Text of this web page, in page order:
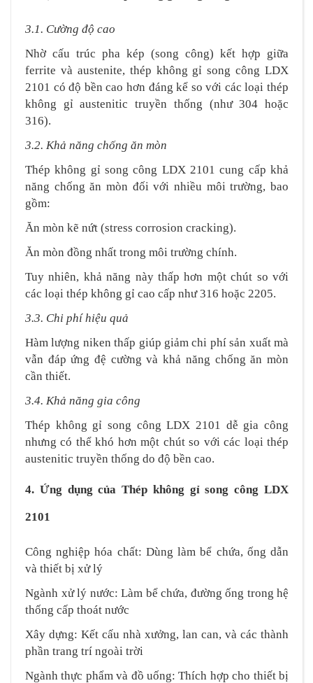
3.1. Cường độ cao
Nhờ cấu trúc pha kép (song công) kết hợp giữa
ferrite và austenite, thép không gỉ song công LDX
2101 có độ bền cao hơn đáng kể so với các loại thép
không gỉ austenitic truyền thống (như 304 hoặc
316).
3.2. Khả năng chống ăn mòn
Thép không gỉ song công LDX 2101 cung cấp khả
năng chống ăn mòn đối với nhiều môi trường, bao
gồm:
Ăn mòn kẽ nứt (stress corrosion cracking).
Ăn mòn đồng nhất trong môi trường chính.
Tuy nhiên, khả năng này thấp hơn một chút so với
các loại thép không gỉ cao cấp như 316 hoặc 2205.
3.3. Chi phí hiệu quả
Hàm lượng niken thấp giúp giảm chi phí sản xuất mà
vẫn đáp ứng đệ cường và khả năng chống ăn mòn
cần thiết.
3.4. Khả năng gia công
Thép không gỉ song công LDX 2101 dễ gia công
nhưng có thể khó hơn một chút so với các loại thép
austenitic truyền thống do độ bền cao.
4. Ứng dụng của Thép không gỉ song công LDX
2101
Công nghiệp hóa chất: Dùng làm bể chứa, ống dẫn
và thiết bị xử lý
Ngành xử lý nước: Làm bể chứa, đường ống trong hệ
thống cấp thoát nước
Xây dựng: Kết cấu nhà xưởng, lan can, và các thành
phần trang trí ngoài trời
Ngành thực phẩm và đồ uống: Thích hợp cho thiết bị